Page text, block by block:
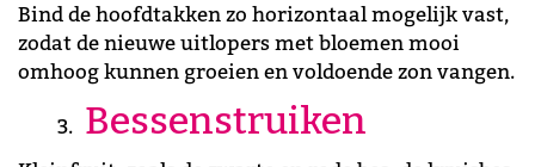
Bind de hoofdtakken zo horizontaal mogelijk vast,
zodat de nieuwe uitlopers met bloemen mooi
omhoog kunnen groeien en voldoende zon vangen.
Bessenstruiken